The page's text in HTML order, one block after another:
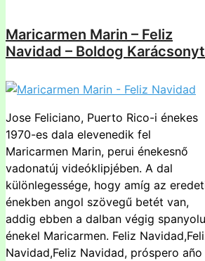
Maricarmen Marin – Feliz
Navidad – Boldog
Jose Feliciano, Puerto Rico-i énekes
1970-es dala elevenedik fel
Maricarmen Marin, perui énekesnő
vadonatúj videóklipjében. A dal
különlegessége, hogy amíg az
énekben angol szövegű betét van,
addig ebben a dalban végig
énekel Maricarmen. Feliz
Navidad,Feliz Navidad, próspero